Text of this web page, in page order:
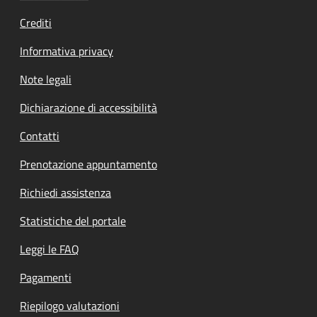
Crediti
Informativa privacy
Note legali
Dichiarazione di accessibilità
Contatti
Prenotazione appuntamento
Richiedi assistenza
Statistiche del portale
Leggi le FAQ
Pagamenti
Riepilogo valutazioni